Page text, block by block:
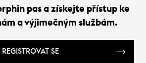
pas a získejte přístup ke
a výjimečným službám.
REGISTROVAT SE